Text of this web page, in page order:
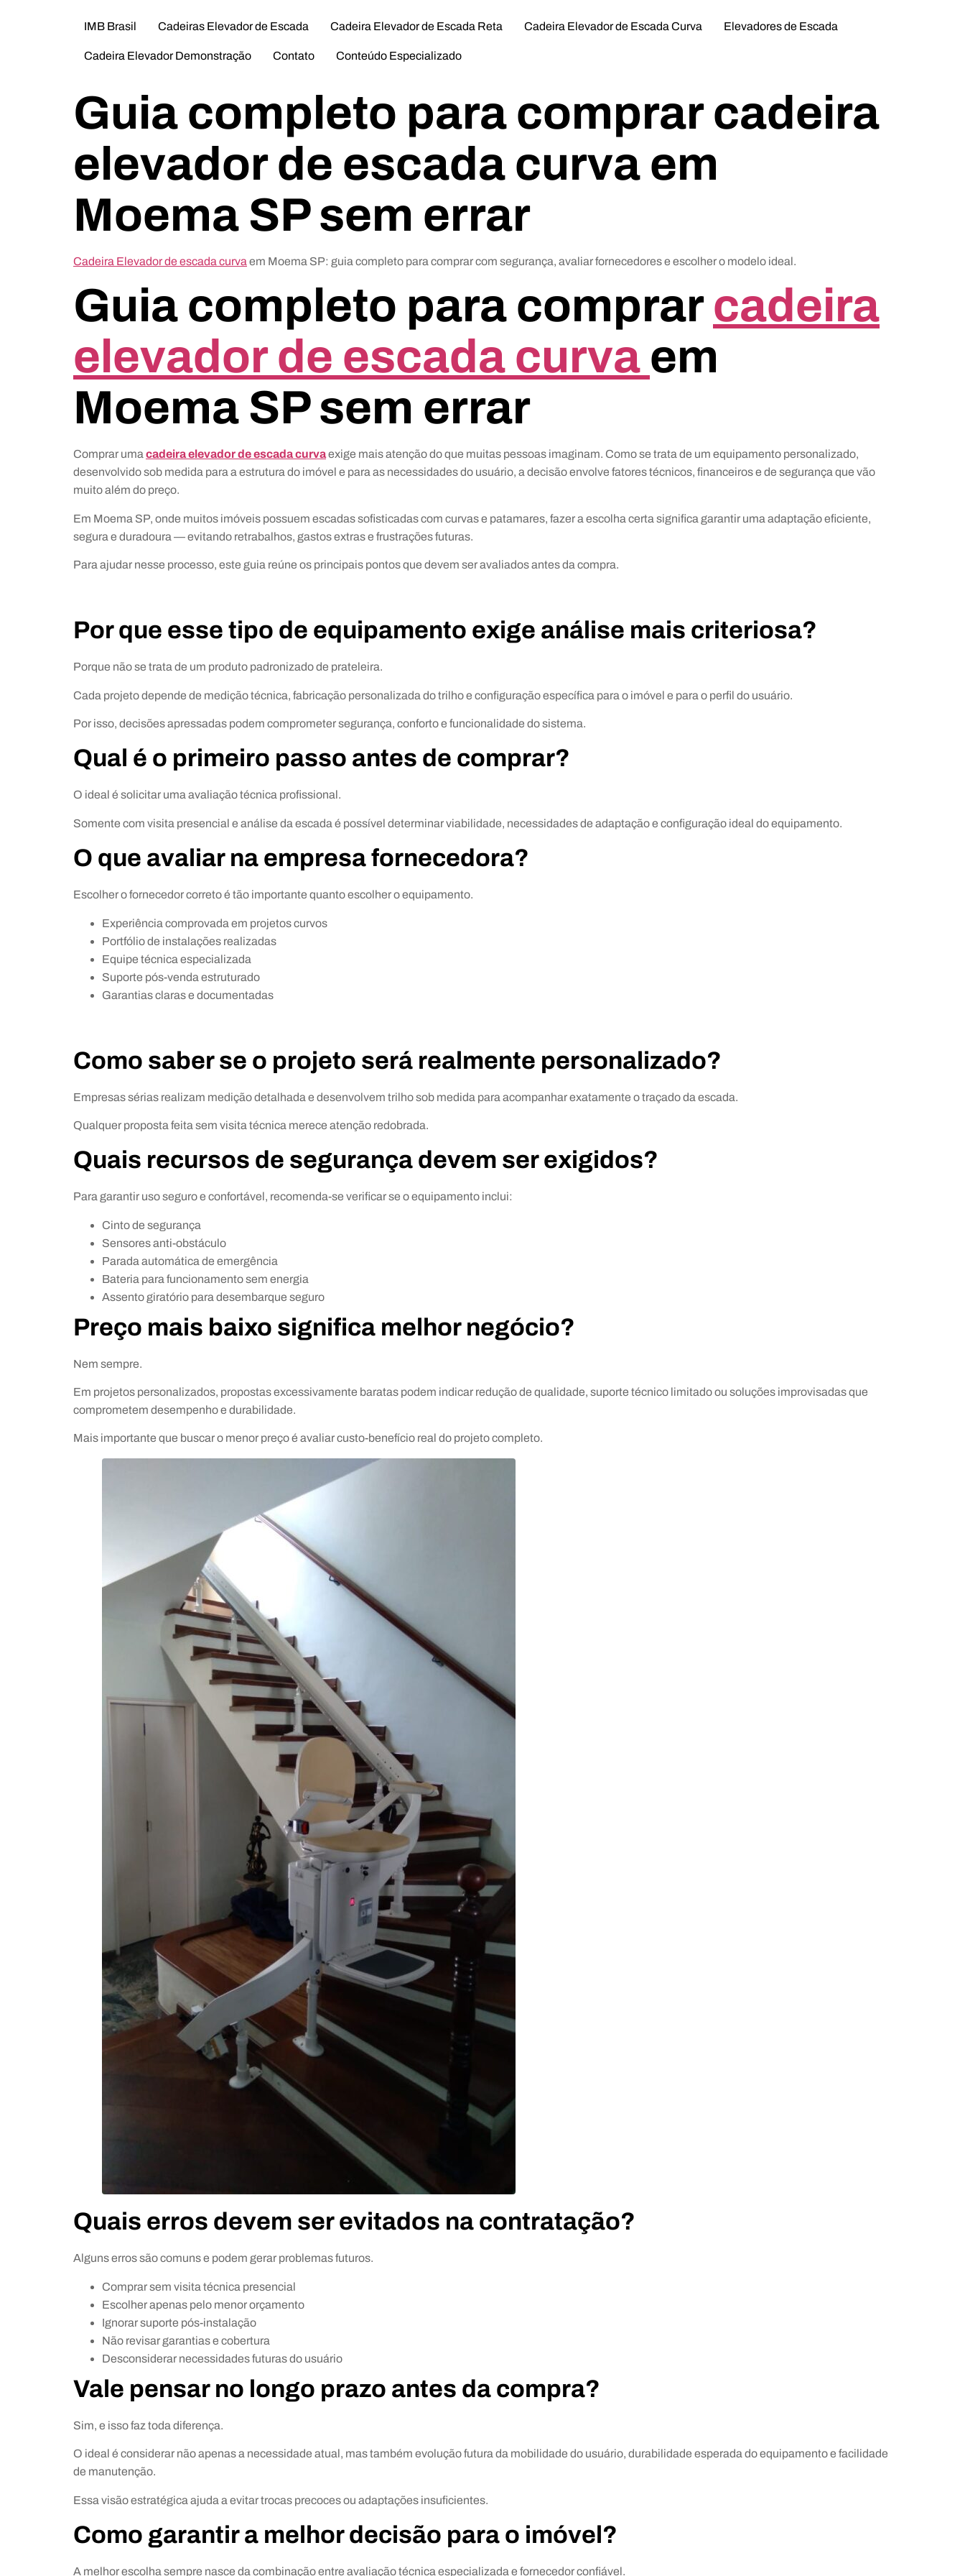
IMB Brasil Cadeiras Elevador de Escada Cadeira Elevador de Escada Reta Cadeira Elevador de Escada Curva Elevadores de Escada
Cadeira Elevador Demonstração Contato Conteúdo Especializado
Guia completo para comprar cadeira
elevador de escada curva em
Moema SP sem errar
Cadeira Elevador de escada curva em Moema SP: guia completo para comprar com segurança, avaliar fornecedores e escolher o modelo ideal.
Guia completo para comprarcadeira
elevador de escada curva em
Moema SP sem errar
Comprar uma cadeira elevador de escada curvaexige mais atenção do que muitas pessoas imaginam. Como se trata de um equipamento personalizado,
desenvolvido sob medida para a estrutura do imóvel e para as necessidades do usuário, a decisão envolve fatores técnicos, financeiros e de segurança que vão
muito além do preço.
Em Moema SP, onde muitos imóveis possuem escadas sofisticadas com curvas e patamares, fazer a escolha certa significa garantir uma adaptação eficiente,
segura e duradoura — evitando retrabalhos, gastos extras e frustrações futuras.
Para ajudar nesse processo, este guia reúne os principais pontos que devem ser avaliados antes da compra.
Por que esse tipo de equipamento exige análise mais criteriosa?
Porque não se trata de um produto padronizado de prateleira.
Cada projeto depende de medição técnica, fabricação personalizada do trilho e configuração específica para o imóvel e para o perfil do usuário.
Por isso, decisões apressadas podem comprometer segurança, conforto e funcionalidade do sistema.
Qual é o primeiro passo antes de comprar?
O ideal é solicitar uma avaliação técnica profissional.
Somente com visita presencial e análise da escada é possível determinar viabilidade, necessidades de adaptação e configuração ideal do equipamento.
O que avaliar na empresa fornecedora?
Escolher o fornecedor correto é tão importante quanto escolher o equipamento.
Experiência comprovada em projetos curvos
Portfólio de instalações realizadas
Equipe técnica especializada
Suporte pós-venda estruturado
Garantias claras e documentadas
Como saber se o projeto será realmente personalizado?
Empresas sérias realizam medição detalhada e desenvolvem trilho sob medida para acompanhar exatamente o traçado da escada.
Qualquer proposta feita sem visita técnica merece atenção redobrada.
Quais recursos de segurança devem ser exigidos?
Para garantir uso seguro e confortável, recomenda-se verificar se o equipamento inclui:
Cinto de segurança
Sensores anti-obstáculo
Parada automática de emergência
Bateria para funcionamento sem energia
Assento giratório para desembarque seguro
Preço mais baixo significa melhor negócio?
Nem sempre.
Em projetos personalizados, propostas excessivamente baratas podem indicar redução de qualidade, suporte técnico limitado ou soluções improvisadas que
comprometem desempenho e durabilidade.
Mais importante que buscar o menor preço é avaliar custo-benefício real do projeto completo.
Quais erros devem ser evitados na contratação?
Alguns erros são comuns e podem gerar problemas futuros.
Comprar sem visita técnica presencial
Escolher apenas pelo menor orçamento
Ignorar suporte pós-instalação
Não revisar garantias e cobertura
Desconsiderar necessidades futuras do usuário
Vale pensar no longo prazo antes da compra?
Sim, e isso faz toda diferença.
O ideal é considerar não apenas a necessidade atual, mas também evolução futura da mobilidade do usuário, durabilidade esperada do equipamento e facilidade
de manutenção.
Essa visão estratégica ajuda a evitar trocas precoces ou adaptações insuficientes.
Como garantir a melhor decisão para o imóvel?
A melhor escolha sempre nasce da combinação entre avaliação técnica especializada e fornecedor confiável.